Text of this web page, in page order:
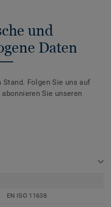
und
Daten
Folgen Sie uns auf
Sie unseren
EN ISO 11638